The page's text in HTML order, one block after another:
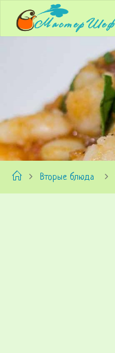
Вторые блюда